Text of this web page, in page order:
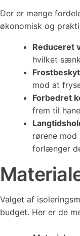
Der er mange
økonomisk og
Reduceret
hvilket
mod at
Forbedret
frem til
rørene
forlænger
Valget af
budget. Her er de